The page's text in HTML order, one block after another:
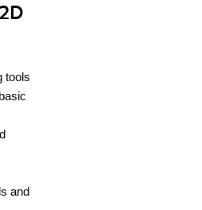
tools
and